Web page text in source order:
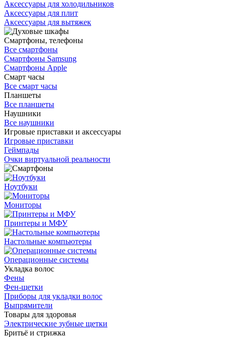
Аксессуары для холодильников
Аксессуары для плит
Аксессуары для вытяжек
Смартфоны, телефоны
Все смартфоны
Смартфоны Samsung
Смартфоны Apple
Смарт часы
Все смарт часы
Планшеты
Все планшеты
Наушники
Все наушники
Игровые приставки и аксессуары
Игровые приставки
Геймпады
Очки виртуальной реальности
Ноутбуки
Мониторы
Принтеры и МФУ
Настольные компьютеры
Операционные системы
Укладка волос
Фены
Фен-щетки
Приборы для укладки волос
Выпрямители
Товары для здоровья
Электрические зубные щетки
Бритьё и стрижка